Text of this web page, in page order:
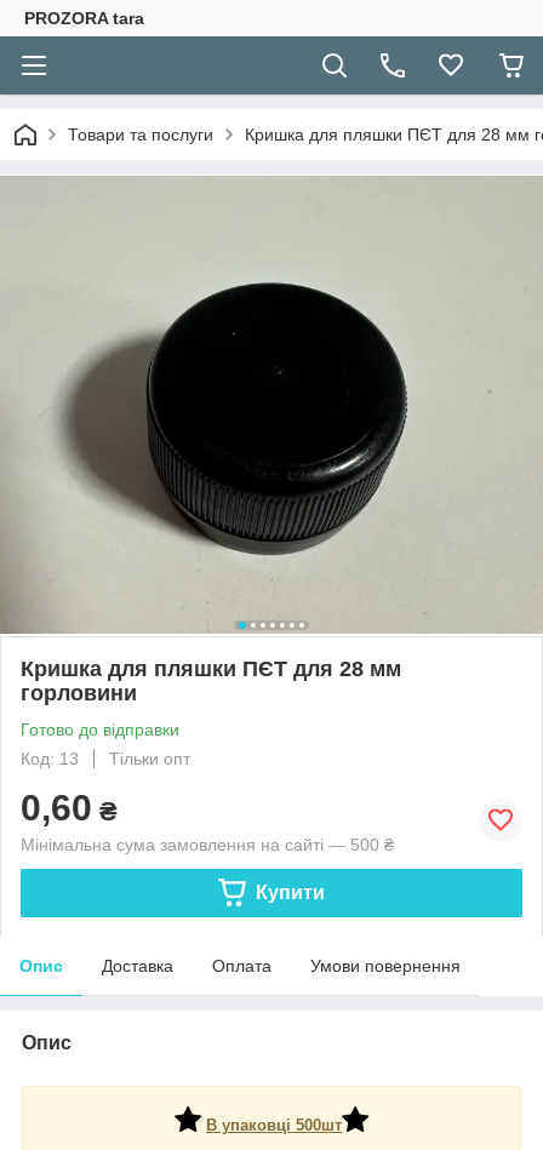
PROZORA tara
Товари та послуги Кришка для пляшки ПЄТ для 28 мм
Кришка для пляшки ПЄТ для 28 мм
горловини
Готово до відправки
Код: 13
Тільки опт
0,60 ₴
Мінімальна сума замовлення на сайті — 500 ₴
Купити
Опис Доставка Оплата Умови повернення
Опис
В упаковці 500шт